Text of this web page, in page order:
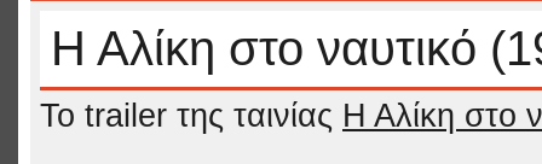
Η Αλίκη στο ναυτικό
To trailer της ταινίας Η Αλίκη στο